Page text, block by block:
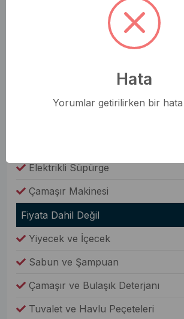
Saç Kurutma Makinesi
Elbise Dolabı
Elektrikli Süpürge
Çamaşır Makinesi
Fiyata Dahil Değil
Yiyecek ve İçecek
Sabun ve Şampuan
Çamaşır ve Bulaşık Deterjanı
Tuvalet ve Havlu Peçeteleri
Hata
Yorumlar getirilirken bir